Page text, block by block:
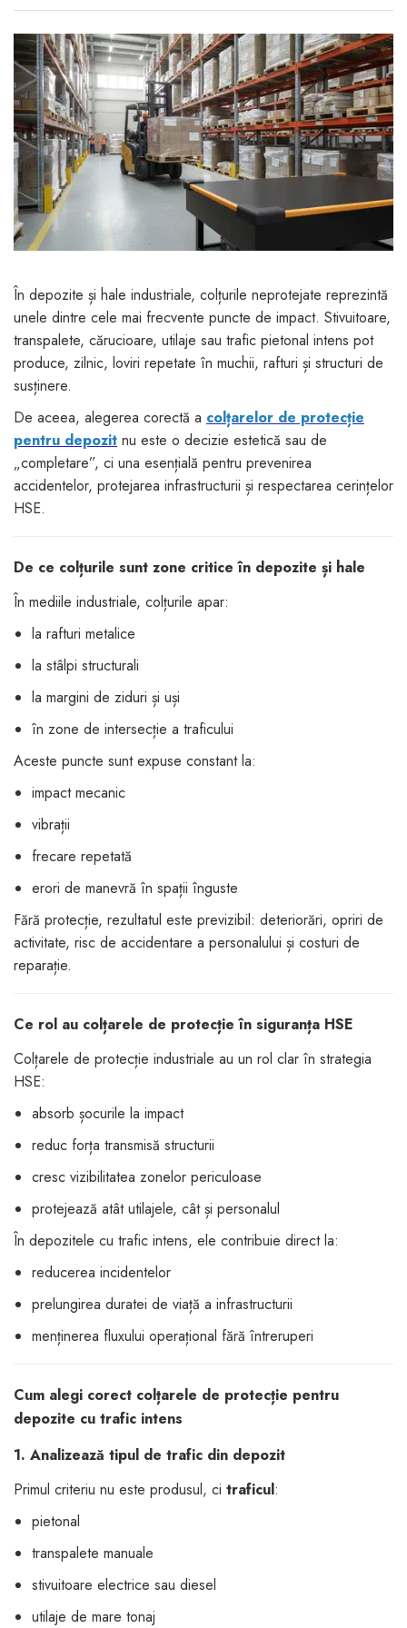
Produse de protecție
mobilier industrial
Bandă avertizare
Accesorii Cărucioare
Set protecții copii
Scaune auto copii
Siguranță auto copii
Tapet protector perete
camera copiilor
Incălzitoare biberoane
copii
Termosuri, recipiente
mâncare pentru copii
Suzete bebe
Termometre copii
Căști antifonice copii și
dopuri de urechi
Produse îngrijire copii
Igiena copii
Jocuri de familie sau grup
Masinute, avioane,
motociclete
Jocuri de pictura si desen
Jucarii muzicale
Jucării educative copii
Biciclete și Triciclete
În depozite și hale industriale, colțurile neprotejate reprezintă
unele dintre cele mai frecvente puncte de impact. Stivuitoare,
transpalete, cărucioare, utilaje sau trafic pietonal intens pot
produce, zilnic, loviri repetate în muchii, rafturi și structuri de
susținere.
De aceea, alegerea corectă a colțarelor de protecție
pentru depozit nu este o decizie estetică sau de
„completare”, ci una esențială pentru prevenirea
accidentelor, protejarea infrastructurii și respectarea cerințelor
HSE.
De ce colțurile sunt zone critice în depozite și hale
În mediile industriale, colțurile apar:
la rafturi metalice
la stâlpi structurali
la margini de ziduri și uși
în zone de intersecție a traficului
Aceste puncte sunt expuse constant la:
impact mecanic
vibrații
frecare repetată
erori de manevră în spații înguste
Fără protecție, rezultatul este previzibil: deteriorări, opriri de
activitate, risc de accidentare a personalului și costuri de
reparație.
Ce rol au colțarele de protecție în siguranța HSE
Colțarele de protecție industriale au un rol clar în strategia
HSE:
absorb șocurile la impact
reduc forța transmisă structurii
cresc vizibilitatea zonelor periculoase
protejează atât utilajele, cât și personalul
În depozitele cu trafic intens, ele contribuie direct la:
reducerea incidentelor
prelungirea duratei de viață a infrastructurii
menținerea fluxului operațional fără întreruperi
Cum alegi corect colțarele de protecție pentru
depozite cu trafic intens
1. Analizează tipul de trafic din depozit
Primul criteriu nu este produsul, ci traficul:
pietonal
transpalete manuale
stivuitoare electrice sau diesel
utilaje de mare tonaj